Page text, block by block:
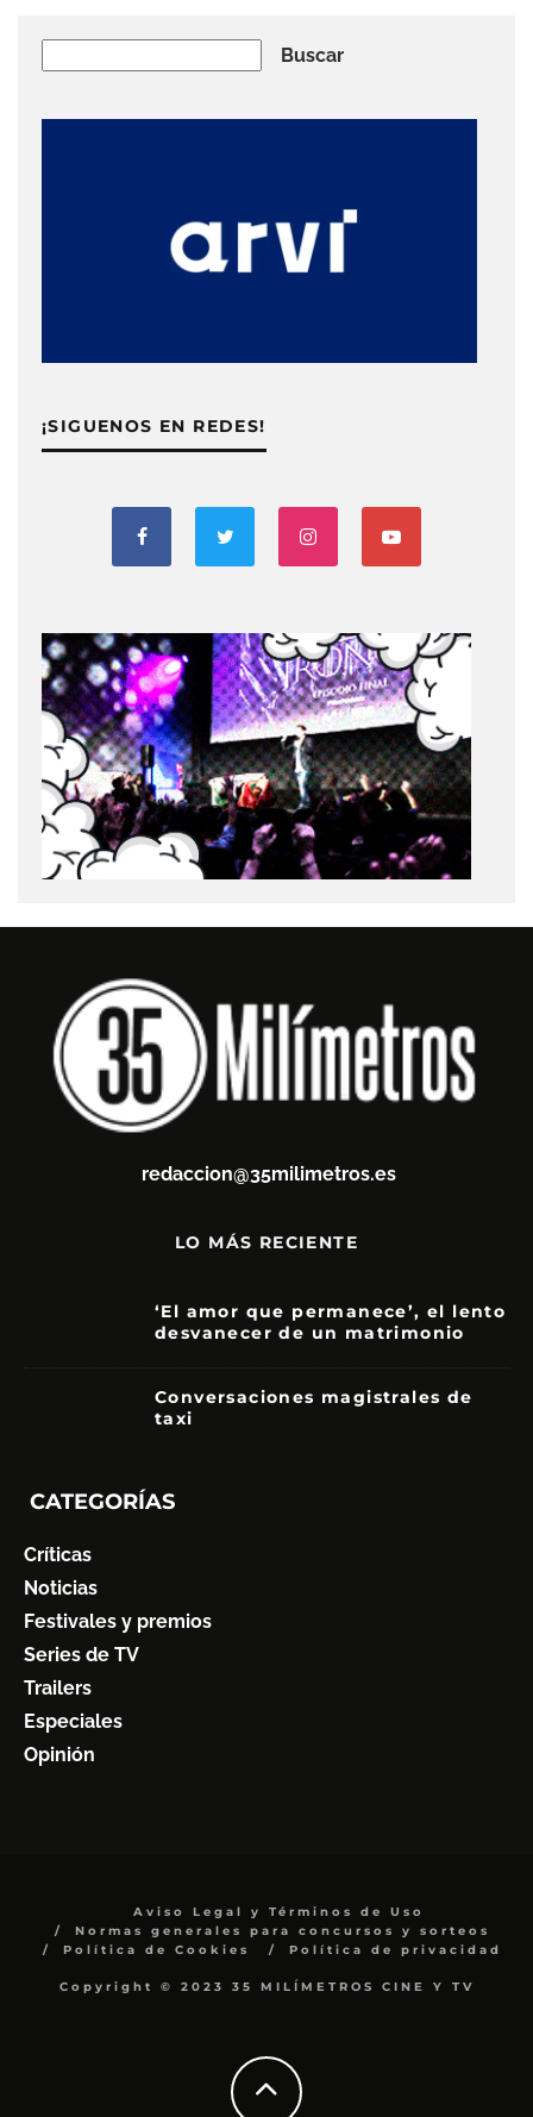
Buscar
¡SIGUENOS EN REDES!
redaccion@35milimetros.es
LO MÁS RECIENTE
‘El amor que permanece’, el lento
desvanecer de un matrimonio
Conversaciones magistrales de
taxi
CATEGORÍAS
Críticas
Noticias
Festivales y premios
Series de TV
Trailers
Especiales
Opinión
Aviso Legal y Términos de Uso
Normas generales para concursos y sorteos
Política de Cookies
Política de privacidad
Copyright © 2023 35 MILÍMETROS CINE Y TV